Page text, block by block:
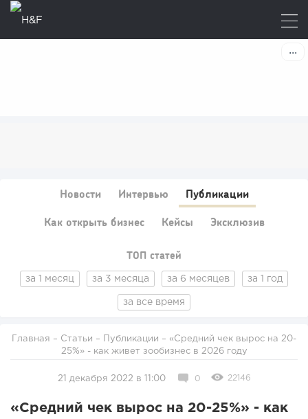
Новости Интервью Публикации
Как открыть бизнес Кейсы Эксклюзив
ТОП статей
за 1 месяц за 3 месяца за 6 месяцев за 1 год
за все время
Главная – Статьи – Публикации
25%» - как живет зообизнес в 2026 году
21 декабря 2022 в 11:00 0 22146
«Средний чек вырос на 20-25%» - как